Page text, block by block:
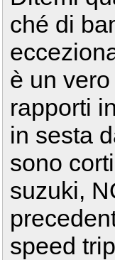
ché di
è un
rapporti
in sesta
sono
suzuki,
speed